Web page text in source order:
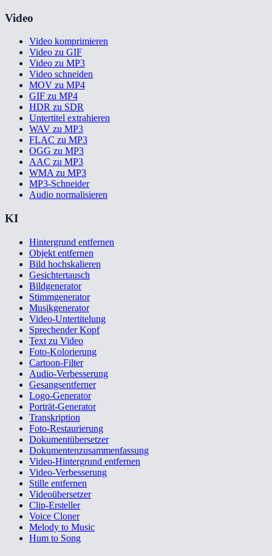
Video
Video komprimieren
Video zu GIF
Video zu MP3
Video schneiden
MOV zu MP4
GIF zu MP4
HDR zu SDR
Untertitel extrahieren
WAV zu MP3
FLAC zu MP3
OGG zu MP3
AAC zu MP3
WMA zu MP3
MP3-Schneider
Audio normalisieren
KI
Hintergrund entfernen
Objekt entfernen
Bild hochskalieren
Gesichtertausch
Bildgenerator
Stimmgenerator
Musikgenerator
Video-Untertitelung
Sprechender Kopf
Text zu Video
Foto-Kolorierung
Cartoon-Filter
Audio-Verbesserung
Gesangsentferner
Logo-Generator
Porträt-Generator
Transkription
Foto-Restaurierung
Dokumentübersetzer
Dokumentenzusammenfassung
Video-Hintergrund entfernen
Video-Verbesserung
Stille entfernen
Videoübersetzer
Clip-Ersteller
Voice Cloner
Melody to Music
Hum to Song